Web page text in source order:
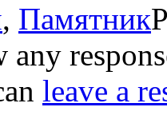
, Памятник
any
leave a